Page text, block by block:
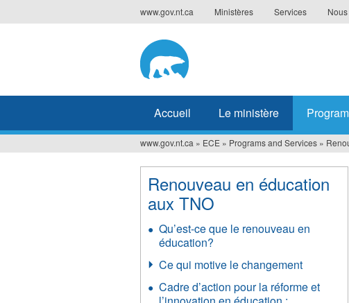
to
www.gov.nt.ca Ministères Services
Accueil Le ministère
Vous
êtes
ici
www.gov.nt.ca » ECE » Programs and Services »
Renouveau en éducation
aux TNO
Qu’est-ce que le renouveau en
éducation?
Ce qui motive le changement
Cadre d’action pour la réforme et